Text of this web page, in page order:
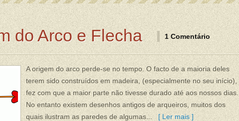
do Arco e Flecha 1 Comentário
A origem do arco perde-se no tempo. O facto de a maioria deles
terem sido construídos em madeira, (especialmente no seu início),
fez com que a maior parte não tivesse durado até aos nossos dias.
No entanto existem desenhos antigos de arqueiros, muitos dos
quais ilustram as paredes de algumas...[ Ler mais ]